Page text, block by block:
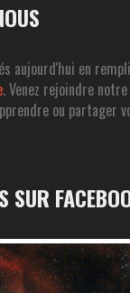
aujourd'hui en
. Venez rejoindre
ou partager
SUR